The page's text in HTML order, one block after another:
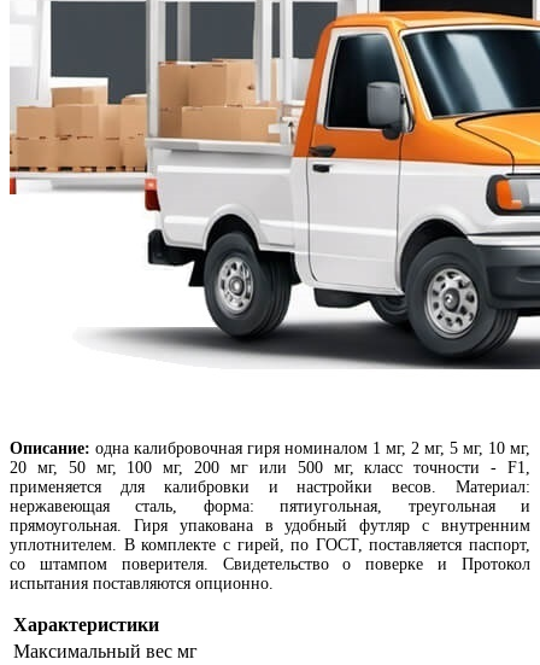
Описание: одна калибровочная гиря номиналом 1 мг, 2 мг, 5 мг, 10 мг,
20 мг, 50 мг, 100 мг, 200 мг или 500 мг, класс точности - F1,
применяется для калибровки и настройки весов. Материал:
нержавеющая сталь, форма: пятиугольная, треугольная и
прямоугольная. Гиря упакована в удобный футляр с внутренним
уплотнителем. В комплекте с гирей, по ГОСТ, поставляется паспорт,
со штампом поверителя. Свидетельство о поверке и Протокол
испытания поставляются опционно.
Характеристики
Максимальный вес мг